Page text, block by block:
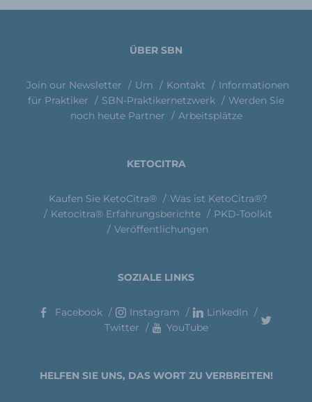
ÜBER SBN
Join our Newsletter Um Kontakt
Informationen
für Praktiker
SBN-Praktikernetzwerk
Werden Sie
noch heute Partner
Arbeitsplätze
KETOCITRA
Kaufen Sie KetoCitra®
Was ist KetoCitra®?
Ketocitra® Erfahrungsberichte
PKD-Toolkit
Veröffentlichungen
SOZIALE LINKS
Facebook Instagram
LinkedIn
Twitter
YouTube
HELFEN SIE UNS, DAS WORT ZU VERBREITEN!